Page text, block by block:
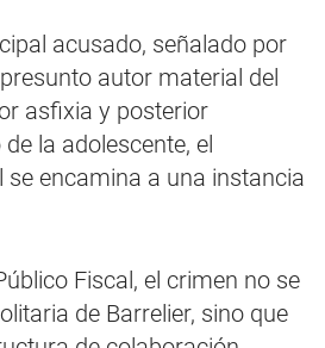
acusado, señalado por
autor material del
asfixia y posterior
la adolescente, el
se encamina a una instancia
Fiscal, el crimen no se
de Barrelier, sino que